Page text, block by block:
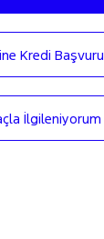
Kredi Başvuru
İlgileniyorum